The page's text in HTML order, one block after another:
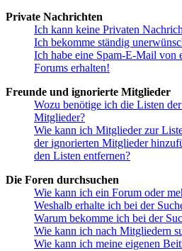
Private Nachrichten
Ich kann keine Privaten
Ich bekomme ständig
Ich habe eine Spam-E-Mail von
Forums erhalten!
Freunde und ignorierte Mitglieder
Wozu benötige ich die Listen
Mitglieder?
Wie kann ich Mitglieder zur
der ignorierten Mitglieder
den Listen entfernen?
Die Foren durchsuchen
Wie kann ich ein Forum oder
Weshalb erhalte ich bei der
Warum bekomme ich bei der
Wie kann ich nach Mitgliedern
Wie kann ich meine eigenen